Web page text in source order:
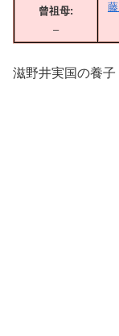
曾祖母:
–
滋野井実国の養子